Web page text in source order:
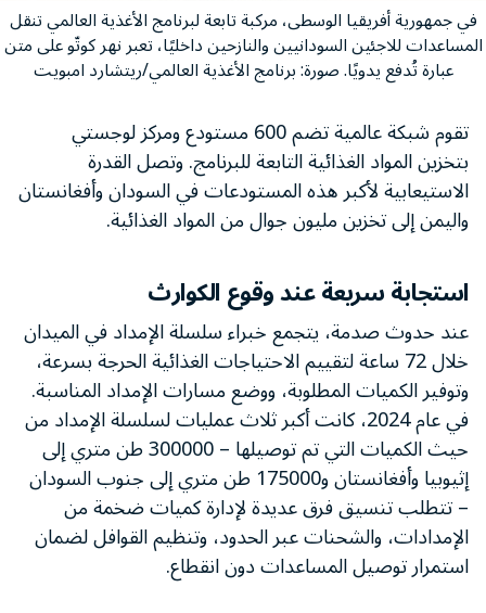
في جمهورية أفريقيا الوسطى، مركبة تابعة لبرنامج الأغذية العالمي تنقل
المساعدات للاجئين السودانيين والنازحين داخليًا، تعبر نهر كوتّو على متن
عبارة تُدفع يدويًا. صورة: برنامج الأغذية العالمي/ريتشارد امبويت
تقوم شبكة عالمية تضم 600 مستودع ومركز لوجستي
بتخزين المواد الغذائية التابعة للبرنامج. وتصل القدرة
الاستيعابية لأكبر هذه المستودعات في السودان وأفغانستان
واليمن إلى تخزين مليون جوال من المواد الغذائية.
استجابة سريعة عند وقوع الكوارث
عند حدوث صدمة، يتجمع خبراء سلسلة الإمداد في الميدان
خلال 72 ساعة لتقييم الاحتياجات الغذائية الحرجة بسرعة،
وتوفير الكميات المطلوبة، ووضع مسارات الإمداد المناسبة.
في عام 2024، كانت أكبر ثلاث عمليات لسلسلة الإمداد من
حيث الكميات التي تم توصيلها – 300000 طن متري إلى
إثيوبيا وأفغانستان و175000 طن متري إلى جنوب السودان
– تتطلب تنسيق فرق عديدة لإدارة كميات ضخمة من
الإمدادات، والشحنات عبر الحدود، وتنظيم القوافل لضمان
استمرار توصيل المساعدات دون انقطاع.